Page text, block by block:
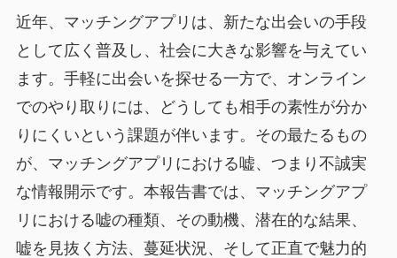
近年、マッチングアプリは、新たな出会いの手段
として広く普及し、社会に大きな影響を与えてい
ます。手軽に出会いを探せる一方で、オンライン
でのやり取りには、どうしても相手の素性が分か
りにくいという課題が伴います。その最たるもの
が、マッチングアプリにおける嘘、つまり不誠実
な情報開示です。本報告書では、マッチングアプ
リにおける嘘の種類、その動機、潜在的な結果、
嘘を見抜く方法、蔓延状況、そして正直で魅力的